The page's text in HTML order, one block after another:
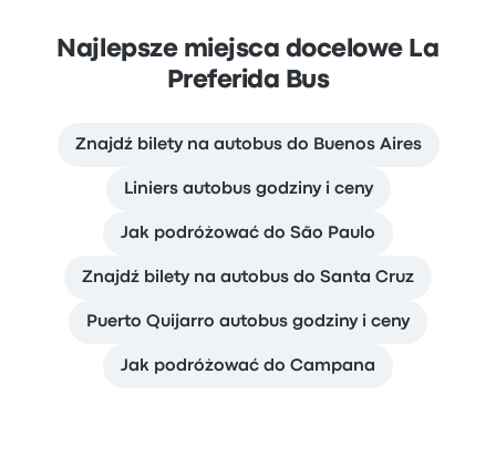
Najlepsze miejsca docelowe La
Preferida Bus
Znajdź bilety na autobus do Buenos Aires
Liniers autobus godziny i ceny
Jak podróżować do São Paulo
Znajdź bilety na autobus do Santa Cruz
Puerto Quijarro autobus godziny i ceny
Jak podróżować do Campana